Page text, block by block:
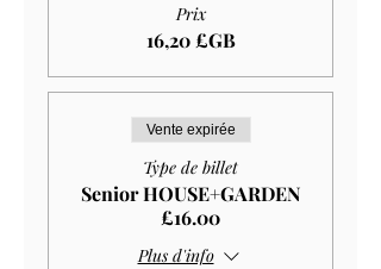
Prix
16,20 £GB
Vente expirée
Type de billet
Senior HOUSE+GARDEN
£16.00
Plus d'info